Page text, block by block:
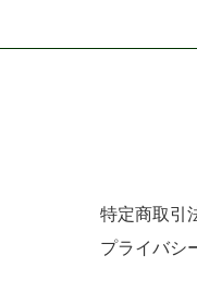
特定商取引
プライバシ